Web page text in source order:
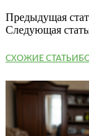
Предыдущая
Следующая
СХОЖИЕ СТАТЬИ